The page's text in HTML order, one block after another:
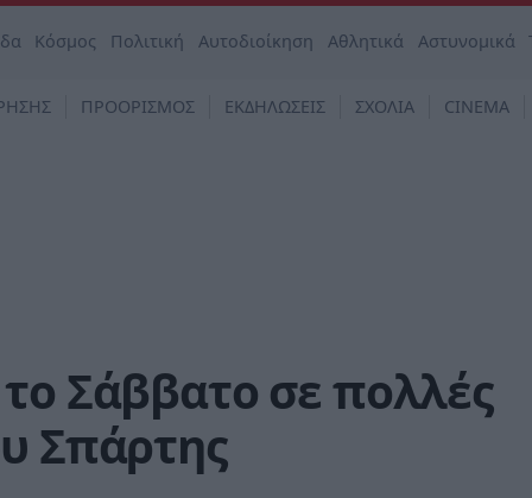
Κόσμος Πολιτική Αυτοδιοίκηση Αθλητικά Αστυνομικά
ΠΡΟΟΡΙΣΜΟΣ ΕΚΔΗΛΩΣΕΙΣ ΣΧΟΛΙΑ CINEMA
Σάββατο σε πολλές
Σπάρτης